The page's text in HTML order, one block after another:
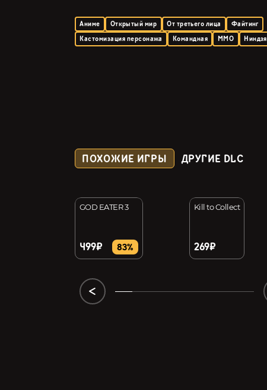
Аниме Открытый мир От третьего лица
Файтинг
Кастомизация персонажа
Командная MMO Ниндзя
ПОХОЖИЕ ИГРЫ ДРУГИЕ DLC
GOD EATER 3
499₽ 83%
Kill to Collect
269₽